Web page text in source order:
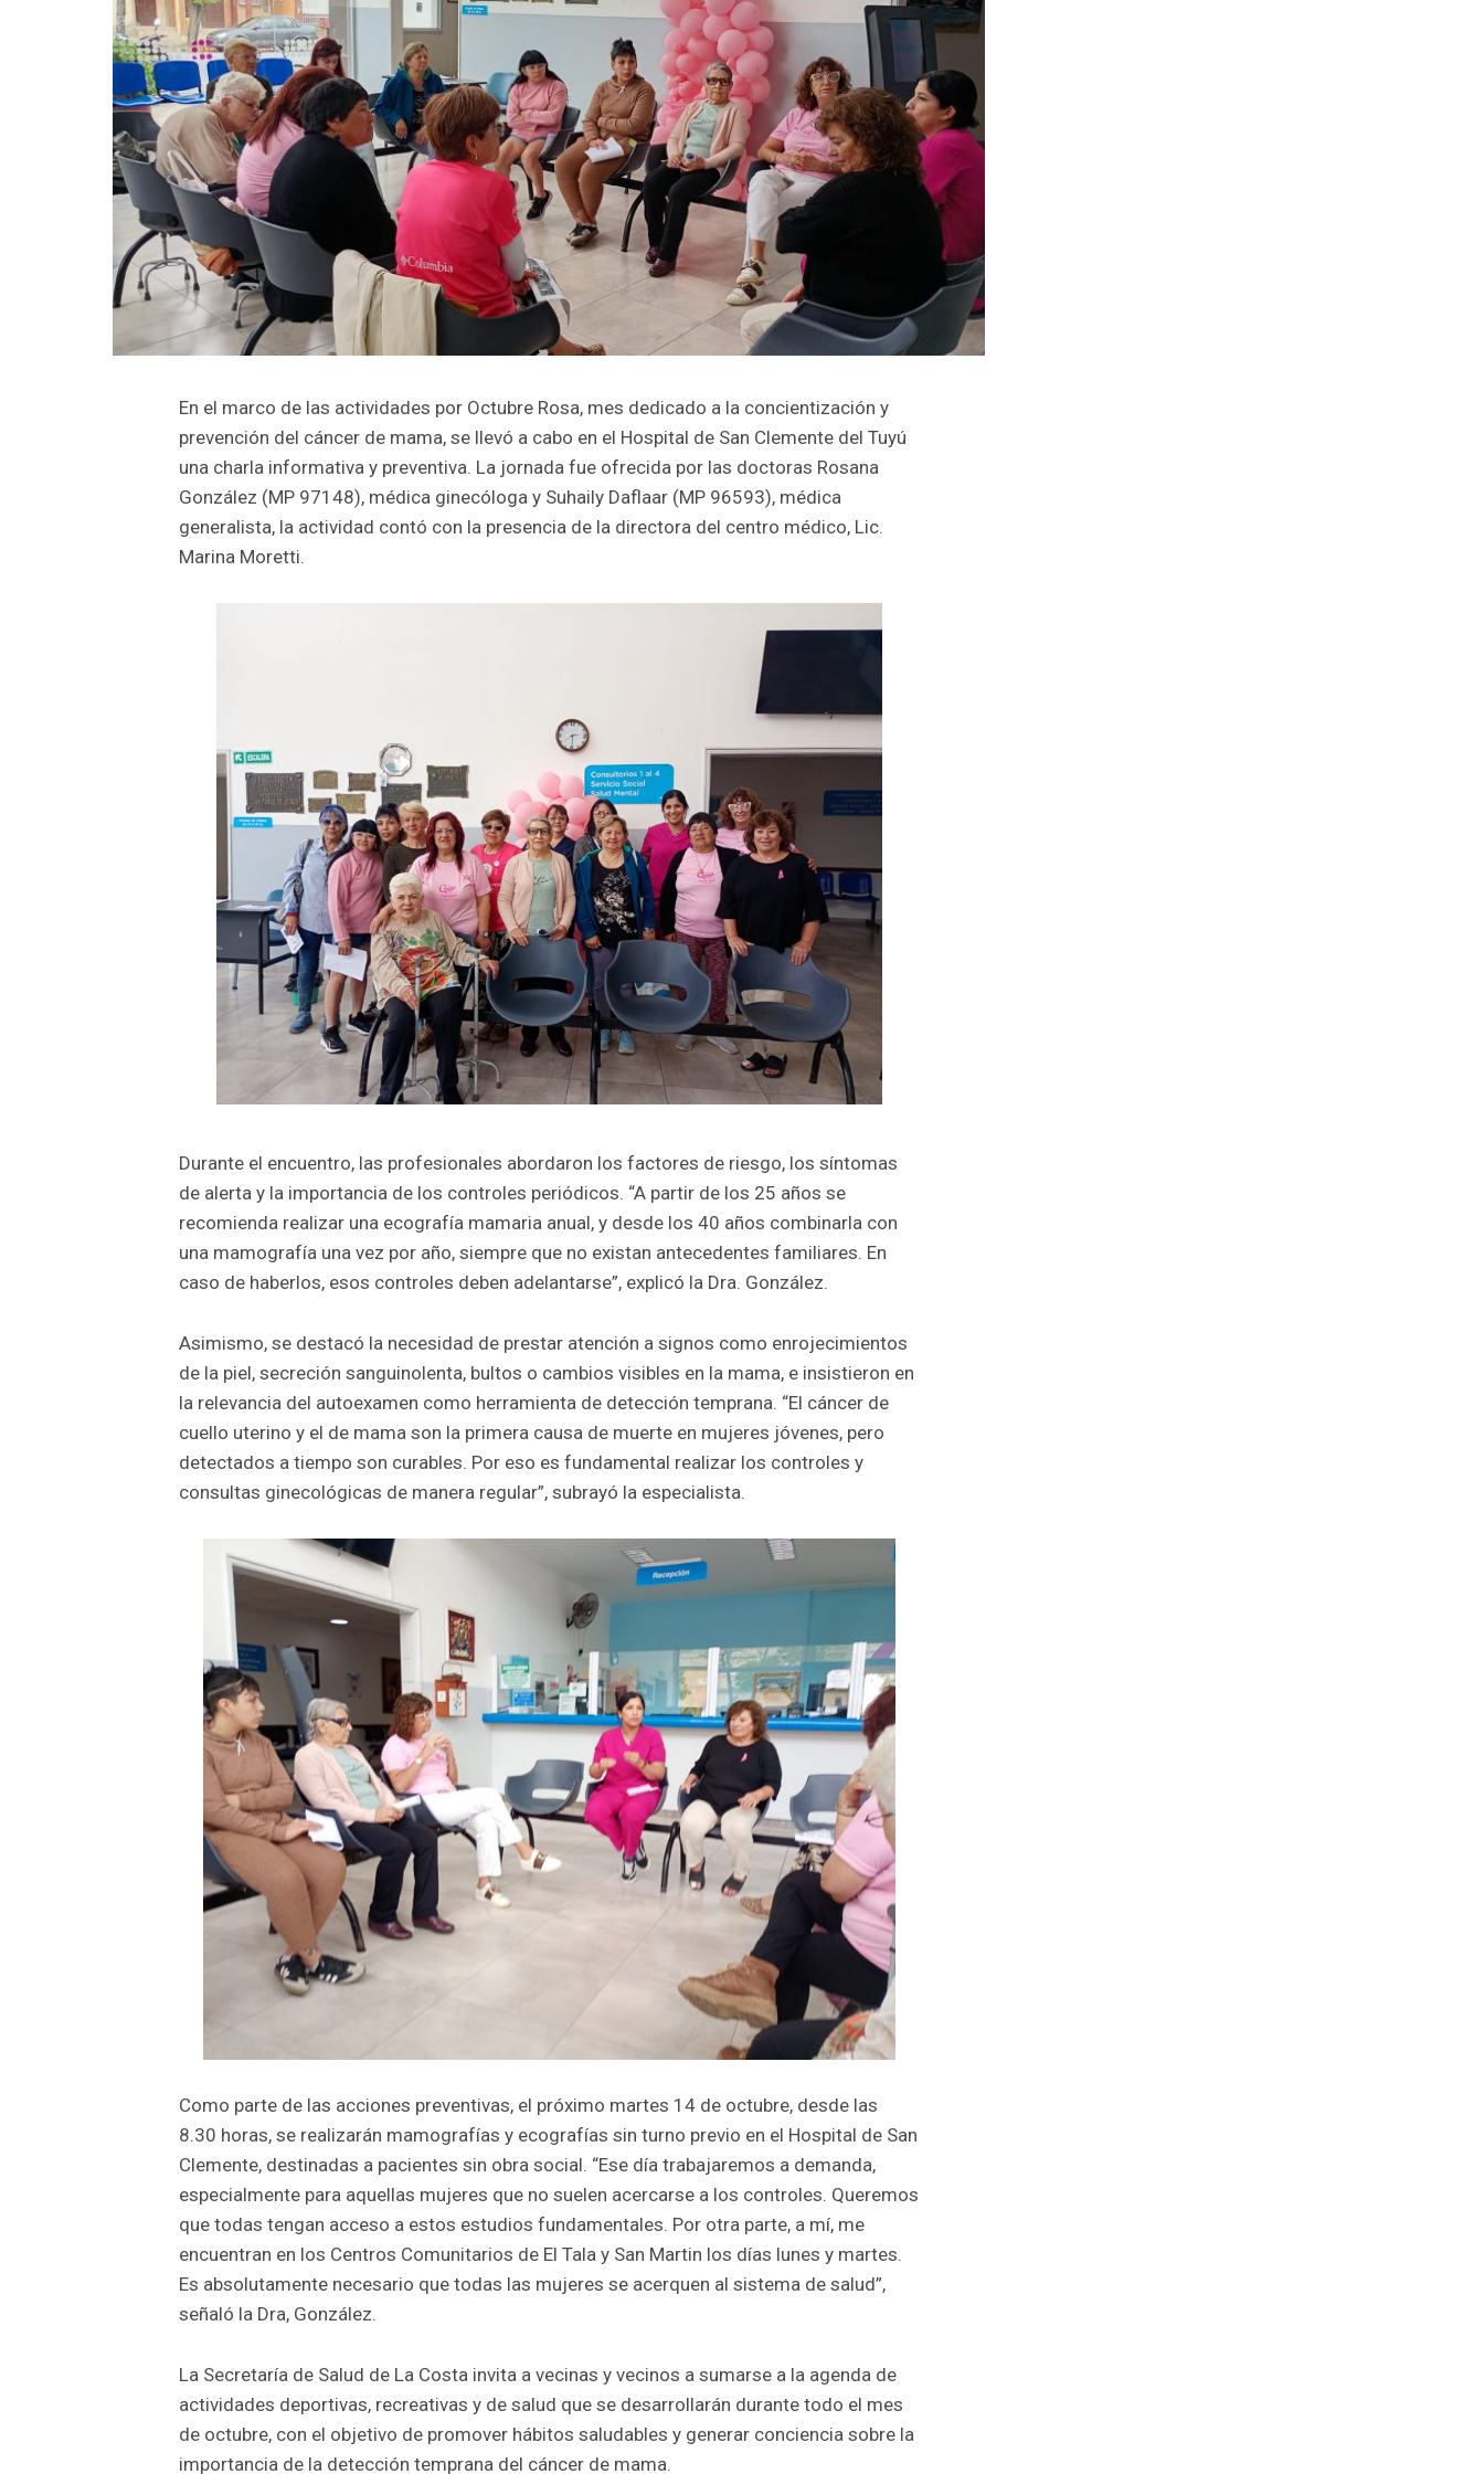
En el marco de las actividades por Octubre Rosa, mes dedicado a la concientización y
prevención del cáncer de mama, se llevó a cabo en el Hospital de San Clemente del Tuyú
una charla informativa y preventiva. La jornada fue ofrecida por las doctoras Rosana
González (MP 97148), médica ginecóloga y Suhaily Daflaar (MP 96593), médica
generalista, la actividad contó con la presencia de la directora del centro médico, Lic.
Marina Moretti.
Durante el encuentro, las profesionales abordaron los factores de riesgo, los síntomas
de alerta y la importancia de los controles periódicos. “A partir de los 25 años se
recomienda realizar una ecografía mamaria anual, y desde los 40 años combinarla con
una mamografía una vez por año, siempre que no existan antecedentes familiares. En
caso de haberlos, esos controles deben adelantarse”, explicó la Dra. González.
Asimismo, se destacó la necesidad de prestar atención a signos como enrojecimientos
de la piel, secreción sanguinolenta, bultos o cambios visibles en la mama, e insistieron en
la relevancia del autoexamen como herramienta de detección temprana. “El cáncer de
cuello uterino y el de mama son la primera causa de muerte en mujeres jóvenes, pero
detectados a tiempo son curables. Por eso es fundamental realizar los controles y
consultas ginecológicas de manera regular”, subrayó la especialista.
Como parte de las acciones preventivas, el próximo martes 14 de octubre, desde las
8.30 horas, se realizarán mamografías y ecografías sin turno previo en el Hospital de San
Clemente, destinadas a pacientes sin obra social. “Ese día trabajaremos a demanda,
especialmente para aquellas mujeres que no suelen acercarse a los controles. Queremos
que todas tengan acceso a estos estudios fundamentales. Por otra parte, a mí, me
encuentran en los Centros Comunitarios de El Tala y San Martin los días lunes y martes.
Es absolutamente necesario que todas las mujeres se acerquen al sistema de salud”,
señaló la Dra, González.
La Secretaría de Salud de La Costa invita a vecinas y vecinos a sumarse a la agenda de
actividades deportivas, recreativas y de salud que se desarrollarán durante todo el mes
de octubre, con el objetivo de promover hábitos saludables y generar conciencia sobre la
importancia de la detección temprana del cáncer de mama.